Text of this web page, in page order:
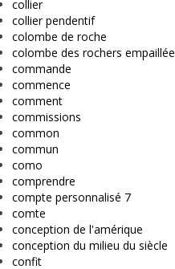
collier
collier pendentif
colombe de roche
colombe des rochers empaillée
commande
commence
comment
commissions
common
commun
como
comprendre
compte personnalisé 7
comte
conception de l'amérique
conception du milieu du siècle
confit